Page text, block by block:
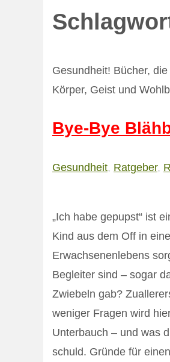
Gesundheit! Bücher,
Körper, Geist und
Bye-Bye
Gesundheit, Ratgeber,
„Ich habe gepupst“ ist
Kind aus dem Off in
Erwachsenenlebens
Begleiter sind – sogar
Zwiebeln gab?
weniger Fragen wird
Unterbauch – und was
schuld. Gründe für